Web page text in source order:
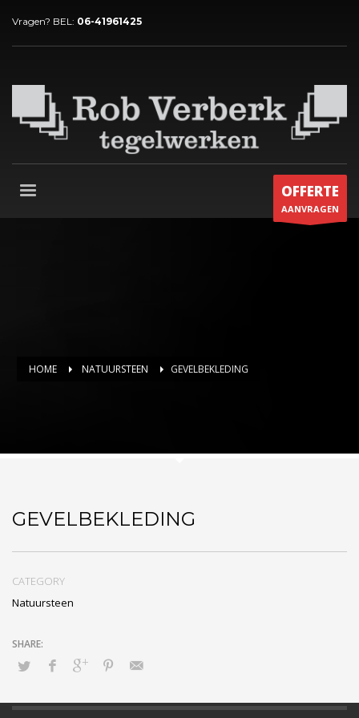
Vragen? BEL: 06-41961425
OFFERTE
AANVRAGEN
HOME NATUURSTEEN GEVELBEKLEDING
GEVELBEKLEDING
CATEGORY
Natuursteen